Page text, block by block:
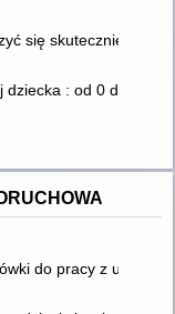
się skutecznie :
dziecka : od 0 do 3 lat
i praktyka
do pracy z uczniem